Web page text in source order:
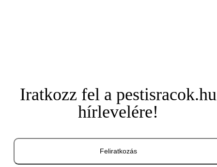
Iratkozz fel a pestisracok.hu
hírlevelére!
Feliratkozás